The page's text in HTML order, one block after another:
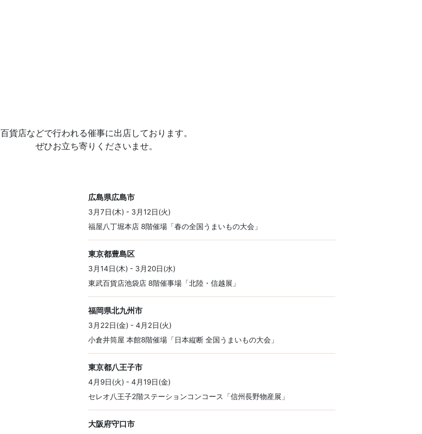
百貨店などで行われる催事に出店しております。
ぜひお立ち寄りくださいませ。
広島県広島市
3月7日(木) - 3月12日(火)
福屋八丁堀本店 8階催場「春の全国うまいもの大会」
東京都豊島区
3月14日(木) - 3月20日(水)
東武百貨店池袋店 8階催事場「北陸・信越展」
福岡県北九州市
3月22日(金) - 4月2日(火)
小倉井筒屋 本館8階催場「日本縦断 全国うまいもの大会」
東京都八王子市
4月9日(火) - 4月19日(金)
セレオ八王子2階ステーションコンコース「信州長野物産展」
大阪府守口市